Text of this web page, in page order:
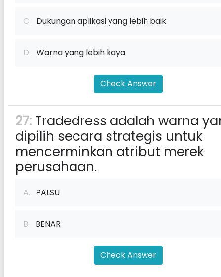
C. Dukungan aplikasi yang lebih baik
D. Warna yang lebih kaya
Check Answer
27: Tradedress adalah warna
dipilih secara strategis untuk
mencerminkan atribut merek
perusahaan.
A. PALSU
B. BENAR
Check Answer